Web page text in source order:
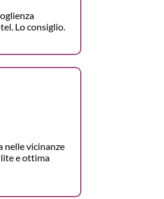
Lo consiglio.
nelle vicinanze
e ottima